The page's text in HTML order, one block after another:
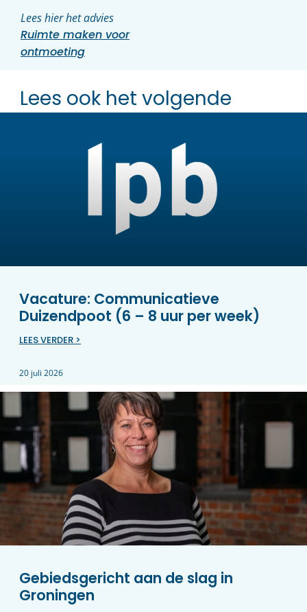
Lees hier het advies
Ruimte maken voor
ontmoeting
Lees ook het volgende
Vacature: Communicatieve
Duizendpoot (6 – 8 uur per week)
LEES VERDER >
20 juli 2026
Gebiedsgericht aan de slag in
Groningen